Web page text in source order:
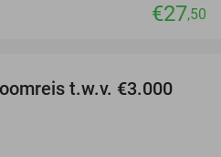
€27,50
t.w.v. €3.000